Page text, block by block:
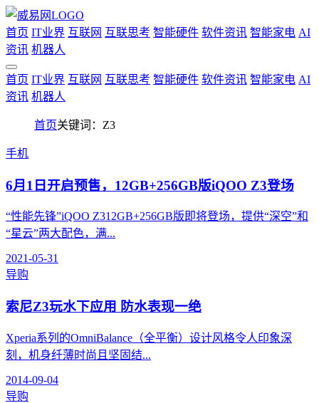
首页 IT业界 互联网 互联思考 智能硬件 软件资讯 智能家电 AI
资讯 机器人
首页 IT业界 互联网 互联思考 智能硬件 软件资讯 智能家电 AI
资讯 机器人
首页关键词：Z3
手机
6月1日开启预售，12GB+256GB版iQOO Z3登场
“性能先锋”iQOO Z312GB+256GB版即将登场，提供“深空”和
“星云”两大配色，满...
2021-05-31
导购
索尼Z3玩水下应用 防水表现一绝
Xperia系列的OmniBalance（全平衡）设计风格令人印象深
刻，机身纤薄时尚且坚固结...
2014-09-04
导购